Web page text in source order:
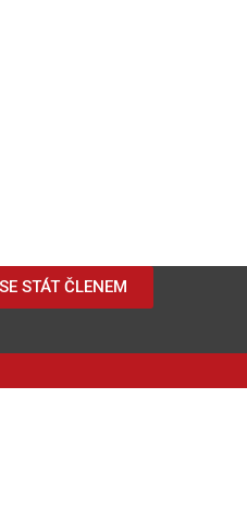
STÁT ČLENEM